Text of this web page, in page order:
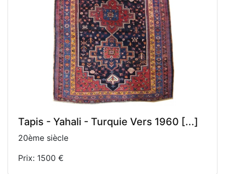
Tapis - Yahali - Turquie Vers 1960 [...]
20ème siècle
Prix: 1500 €